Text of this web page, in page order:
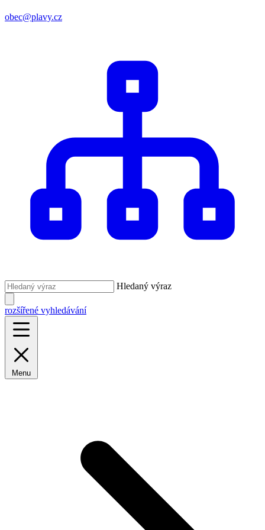
obec@plavy.cz
Hledaný výraz
rozšířené vyhledávání
Menu